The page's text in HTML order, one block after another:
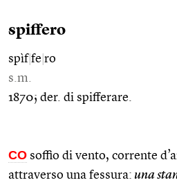
spiffero
spìf|fe ro
s.m.
1870; der. di spifferare.
CO soffio di vento, corrente
attraverso una fessura: una